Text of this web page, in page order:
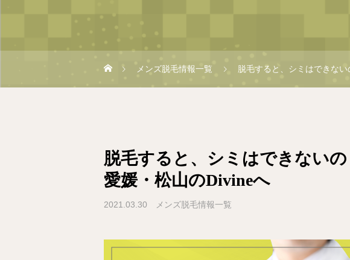
メンズ脱毛情報一覧 脱毛すると、シミはできな
脱毛すると、シミはできない
愛媛・松山のDivineへ
2021.03.30 メンズ脱毛情報一覧